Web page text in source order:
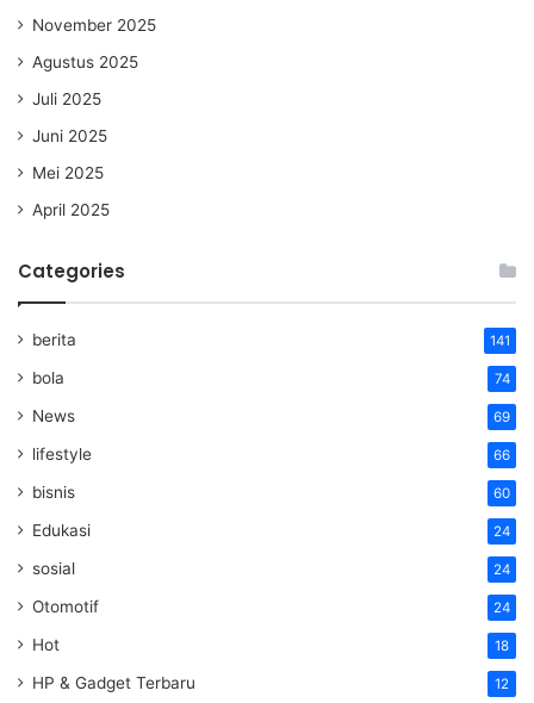
November 2025
Agustus 2025
Juli 2025
Juni 2025
Mei 2025
April 2025
Categories
berita 141
bola 74
News 69
lifestyle 66
bisnis 60
Edukasi 24
sosial 24
Otomotif 24
Hot 18
HP & Gadget Terbaru 12